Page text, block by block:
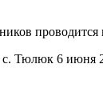
Тюлюк 6 июня